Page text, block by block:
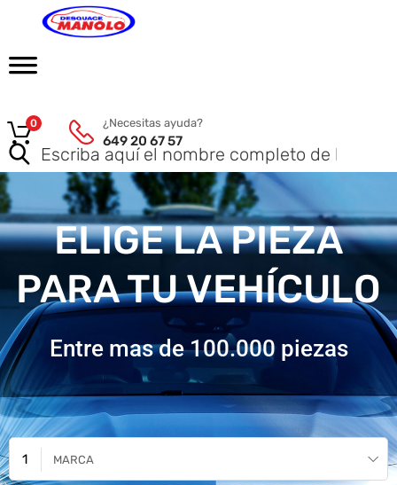
¿Necesitas ayuda?
649 20 67 57
0
ELIGE LA PIEZA
PARA TU VEHÍCULO
Entre mas de 100.000 piezas
MARCA